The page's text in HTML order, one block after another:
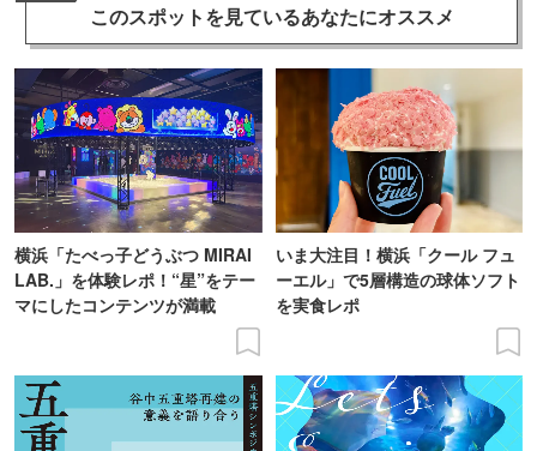
このスポットを見ているあなたにオススメ
横浜「たべっ子どうぶつ MIRAI
LAB.」を体験レポ！“星”をテー
マにしたコンテンツが満載
いま大注目！横浜「クール フュ
ーエル」で5層構造の球体ソフト
を実食レポ